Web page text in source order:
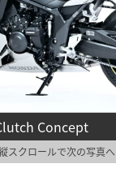
Concept
スクロールで次の写真へ